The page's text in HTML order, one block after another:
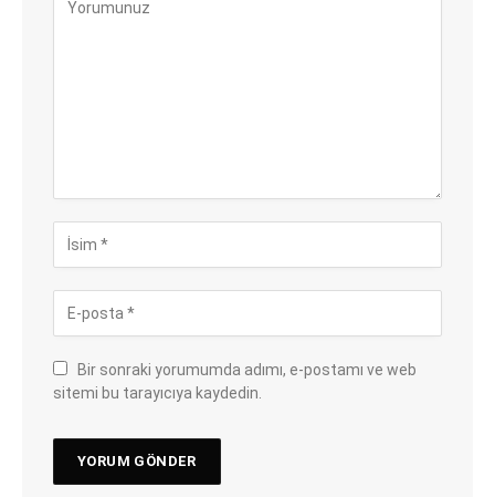
Bir sonraki yorumumda adımı, e-postamı ve web
sitemi bu tarayıcıya kaydedin.